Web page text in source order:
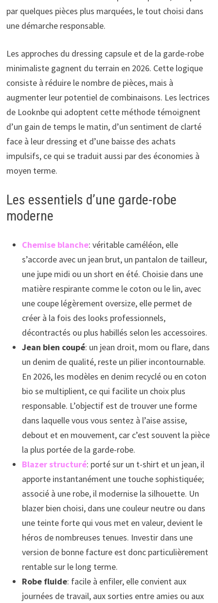
par quelques pièces plus marquées, le tout choisi dans
une démarche responsable.
Les approches du dressing capsule et de la garde-robe
minimaliste gagnent du terrain en 2026. Cette logique
consiste à réduire le nombre de pièces, mais à
augmenter leur potentiel de combinaisons. Les lectrices
de Looknbe qui adoptent cette méthode témoignent
d’un gain de temps le matin, d’un sentiment de clarté
face à leur dressing et d’une baisse des achats
impulsifs, ce qui se traduit aussi par des économies à
moyen terme.
Les essentiels d’une garde-robe
moderne
Chemise blanche: véritable caméléon, elle
s’accorde avec un jean brut, un pantalon de tailleur,
une jupe midi ou un short en été. Choisie dans une
matière respirante comme le coton ou le lin, avec
une coupe légèrement oversize, elle permet de
créer à la fois des looks professionnels,
décontractés ou plus habillés selon les accessoires.
Jean bien coupé: un jean droit, mom ou flare, dans
un denim de qualité, reste un pilier incontournable.
En 2026, les modèles en denim recyclé ou en coton
bio se multiplient, ce qui facilite un choix plus
responsable. L’objectif est de trouver une forme
dans laquelle vous vous sentez à l’aise assise,
debout et en mouvement, car c’est souvent la pièce
la plus portée de la garde-robe.
Blazer structuré: porté sur un t-shirt et un jean, il
apporte instantanément une touche sophistiquée;
associé à une robe, il modernise la silhouette. Un
blazer bien choisi, dans une couleur neutre ou dans
une teinte forte qui vous met en valeur, devient le
héros de nombreuses tenues. Investir dans une
version de bonne facture est donc particulièrement
rentable sur le long terme.
Robe fluide: facile à enfiler, elle convient aux
journées de travail, aux sorties entre amies ou aux